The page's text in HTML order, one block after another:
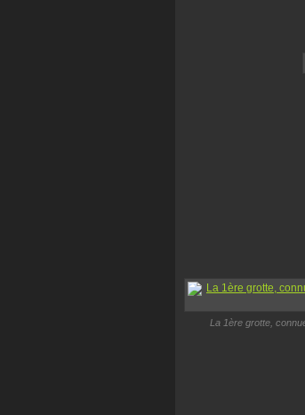
La 1ère grotte,